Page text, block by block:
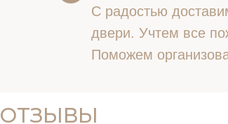
С радостью
двери. Учтем все
Поможем
ОТЗЫВЫ